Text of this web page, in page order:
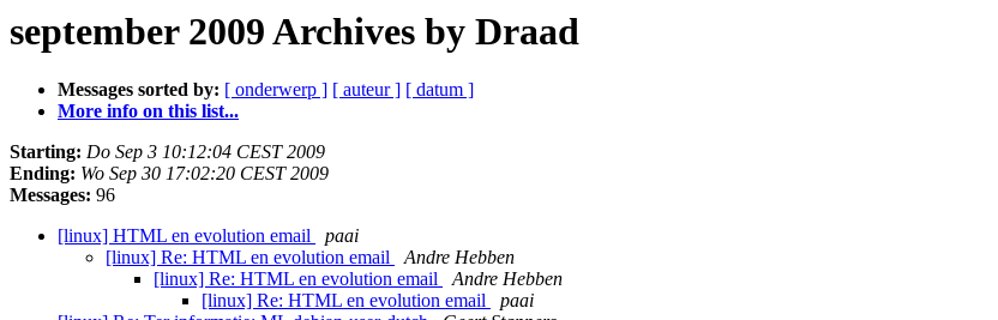
september 2009 Archives by Draad
Messages sorted by: [ onderwerp ] [ auteur ] [ datum ]
More info on this list...
Starting: Do Sep 3 10:12:04 CEST 2009
Ending: Wo Sep 30 17:02:20 CEST 2009
Messages: 96
[linux] HTML en evolution email
paai
[linux] Re: HTML en evolution email
Andre Hebben
[linux] Re: HTML en evolution email
Andre Hebben
[linux] Re: HTML en evolution email
paai